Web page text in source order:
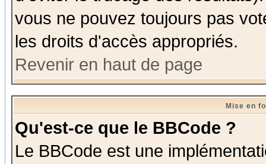
vous ne pouvez toujours pas
les droits d'accès appropriés.
Revenir en haut de page
Mise en
Qu'est-ce que le BBCode ?
Le BBCode est une